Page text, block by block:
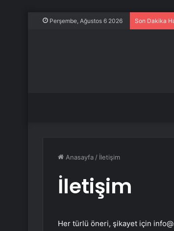
Perşembe, Ağustos 6 2026 Son Dakika
Anasayfa / İletişim
İletişim
Her türlü öneri, şikayet için